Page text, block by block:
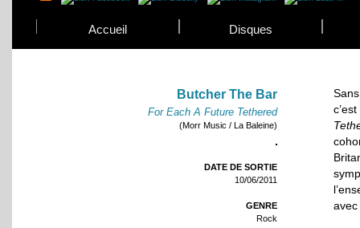
Accueil Disques
Butcher The Bar
For Each A Future Tethered
(Morr Music / La Baleine)
DATE DE SORTIE
10/06/2011
GENRE
Rock